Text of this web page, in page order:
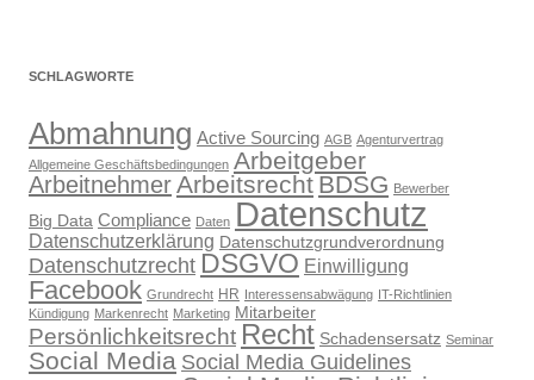
SCHLAGWORTE
Abmahnung Active Sourcing AGB Agenturvertrag
Allgemeine Geschäftsbedingungen Arbeitgeber
ArbeitnehmerArbeitsrecht BDSG Bewerber
Big Data Compliance Daten Datenschutz
Datenschutzerklärung Datenschutzgrundverordnung
Datenschutzrecht DSGVO Einwilligung
Facebook Grundrecht HR Interessensabwägung IT-Richtlinien
Kündigung Markenrecht Marketing Mitarbeiter
Persönlichkeitsrecht Recht Schadensersatz Seminar
Social Media Social Media Guidelines